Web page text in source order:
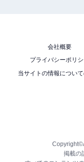
会社概要
プライバシーポリ
当サイトの情報につい
掲載の